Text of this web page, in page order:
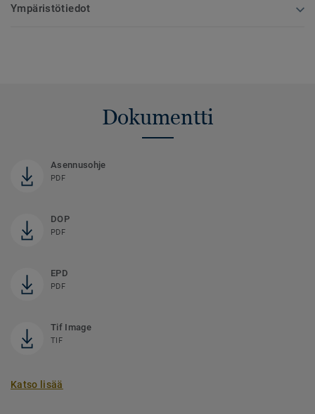
Ympäristötiedot
Dokumentti
Asennusohje
PDF
DOP
PDF
EPD
PDF
Tif Image
TIF
Katso lisää